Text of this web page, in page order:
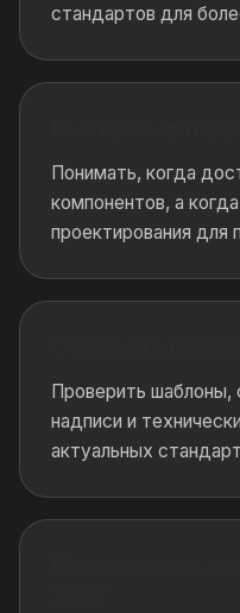
стандартов для
Понимать, когда
компонентов, а
проектирования для
Проверить шаблоны,
надписи и
актуальных